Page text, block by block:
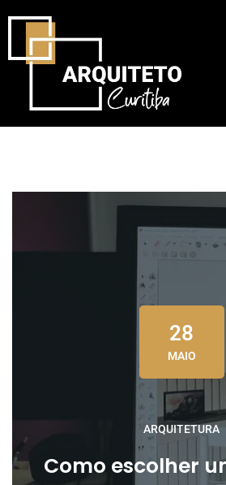
28
MAIO
ARQUITETURA
Como escolher